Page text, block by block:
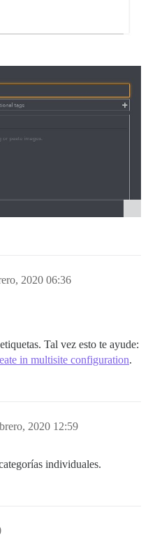
2020 06:36
Tal vez esto te ayude:
in multisite configuration.
2020 12:59
individuales.